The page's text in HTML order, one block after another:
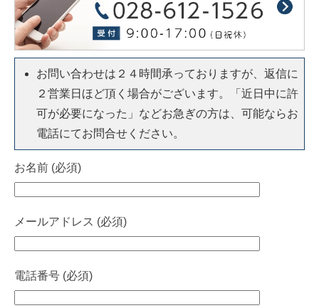
お問い合わせは２４時間承っておりますが、返信に
２営業日ほど頂く場合がございます。「近日中に許
可が必要になった」などお急ぎの方は、可能ならお
電話にてお問合せください。
お名前 (必須)
メールアドレス (必須)
電話番号 (必須)